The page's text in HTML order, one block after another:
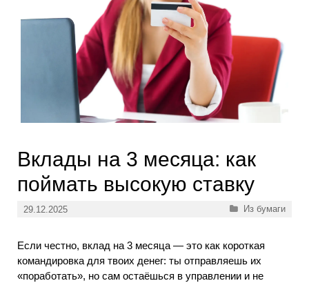
Вклады на 3 месяца: как
поймать высокую ставку
29.12.2025 Рубрики
Из бумаги
Если честно, вклад на 3 месяца — это как короткая
командировка для твоих денег: ты отправляешь их
«поработать», но сам остаёшься в управлении и не